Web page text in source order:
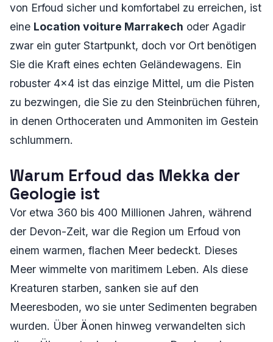
von Erfoud sicher und komfortabel zu erreichen, ist
eine Location voiture Marrakech oder Agadir
zwar ein guter Startpunkt, doch vor Ort benötigen
Sie die Kraft eines echten Geländewagens. Ein
robuster 4x4 ist das einzige Mittel, um die Pisten
zu bezwingen, die Sie zu den Steinbrüchen führen,
in denen Orthoceraten und Ammoniten im Gestein
schlummern.
Warum Erfoud das Mekka der
Geologie ist
Vor etwa 360 bis 400 Millionen Jahren, während
der Devon-Zeit, war die Region um Erfoud von
einem warmen, flachen Meer bedeckt. Dieses
Meer wimmelte von maritimem Leben. Als diese
Kreaturen starben, sanken sie auf den
Meeresboden, wo sie unter Sedimenten begraben
wurden. Über Äonen hinweg verwandelten sich